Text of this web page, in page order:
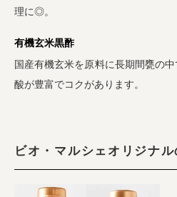
理に◎。
有機玄米黒酢
国産有機玄米を原料に長期間甕の
酸が豊富でコクがあります。
ビオ・マルシェオリジナ